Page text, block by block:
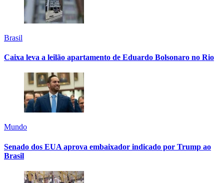
Brasil
Caixa leva a leilão apartamento de Eduardo Bolsonaro no Rio
Mundo
Senado dos EUA aprova embaixador indicado por Trump ao
Brasil